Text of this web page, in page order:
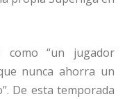
como “un jugador
nunca ahorra un
De esta temporada